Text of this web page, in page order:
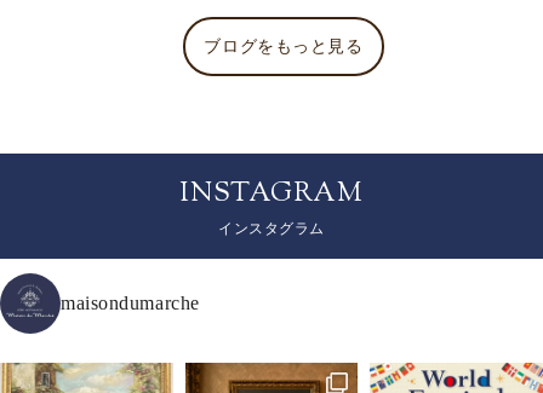
ブログをもっと見る
INSTAGRAM
インスタグラム
maisondumarche